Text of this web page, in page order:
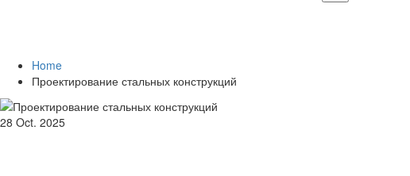
Home
Проектирование стальных конструкций
28 Oct. 2025